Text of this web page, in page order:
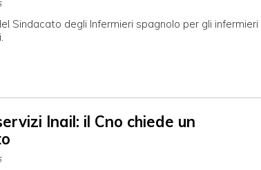
Sindacato degli Infermieri spagnolo per gli infermieri
Inail: il Cno chiede un